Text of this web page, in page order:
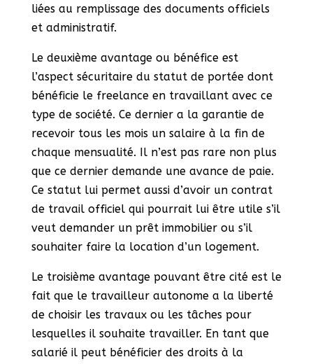
liées au remplissage des documents officiels
et administratif.
Le deuxième avantage ou bénéfice est
l’aspect sécuritaire du statut de portée dont
bénéficie le freelance en travaillant avec ce
type de société. Ce dernier a la garantie de
recevoir tous les mois un salaire à la fin de
chaque mensualité. Il n’est pas rare non plus
que ce dernier demande une avance de paie.
Ce statut lui permet aussi d’avoir un contrat
de travail officiel qui pourrait lui être utile s’il
veut demander un prêt immobilier ou s’il
souhaiter faire la location d’un logement.
Le troisième avantage pouvant être cité est le
fait que le travailleur autonome a la liberté
de choisir les travaux ou les tâches pour
lesquelles il souhaite travailler. En tant que
salarié il peut bénéficier des droits à la